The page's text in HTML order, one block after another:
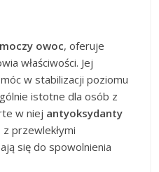
owoc, oferuje
właściwości. Jej
w stabilizacji poziomu
istotne dla osób z
w niej antyoksydanty
przewlekłymi
się do spowolnienia